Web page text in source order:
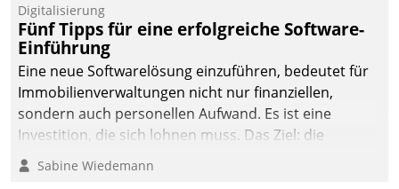
Digitalisierung
Fünf Tipps für eine erfolgreiche Software-
Einführung
Eine neue Softwarelösung einzuführen, bedeutet für
Immobilienverwaltungen nicht nur finanziellen,
sondern auch personellen Aufwand. Es ist eine
Investition, die sich lohnen muss. Das Ziel: die
nachhaltige Optimierung der Geschäftsabläufe. Damit
dieses Ziel erreicht wird, sollten einige Grundregeln
Sabine Wiedemann